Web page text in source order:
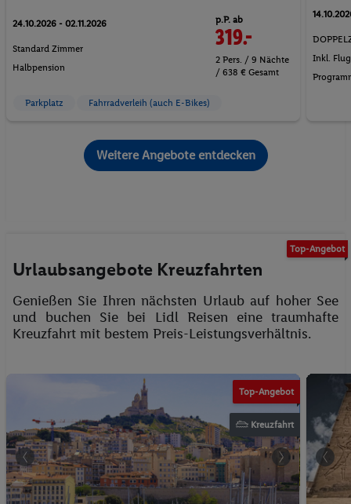
24.10.2026 - 02.11.2026
Standard Zimmer
Halbpension
p.P. ab
319.-
2 Pers. / 9 Nächte
/ 638 € Gesamt
Parkplatz Fahrradverleih (auch E-Bikes)
Inkl.
Weitere Angebote entdecken
Top-Angebot
Urlaubsangebote Kreuzfahrten
Genießen Sie Ihren nächsten Urlaub auf hoher See
und buchen Sie bei Lidl Reisen eine traumhafte
Kreuzfahrt mit bestem Preis-Leistungsverhältnis.
Top-Angebot
Kreuzfahrt